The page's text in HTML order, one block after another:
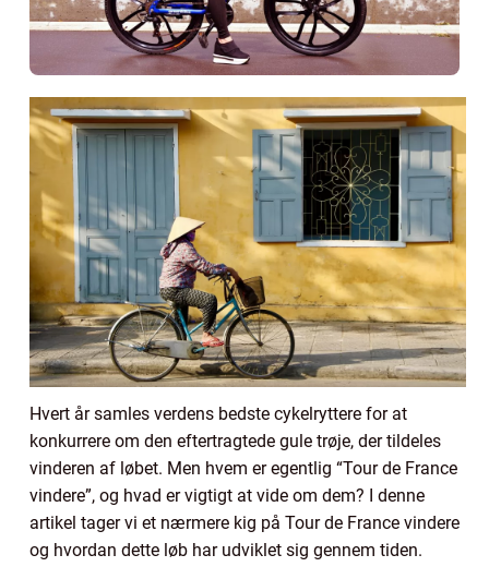
Hvert år samles verdens bedste cykelryttere for at
konkurrere om den eftertragtede gule trøje, der tildeles
vinderen af løbet. Men hvem er egentlig “Tour de France
vindere”, og hvad er vigtigt at vide om dem? I denne
artikel tager vi et nærmere kig på Tour de France vindere
og hvordan dette løb har udviklet sig gennem tiden.